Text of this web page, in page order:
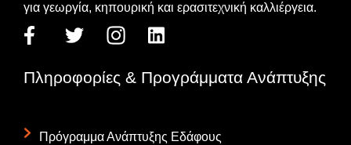
για γεωργία, κηπουρική και ερασιτεχνική καλλιέργεια.
Πληροφορίες & Προγράμματα Ανάπτυξης
Πρόγραμμα Ανάπτυξης Εδάφους